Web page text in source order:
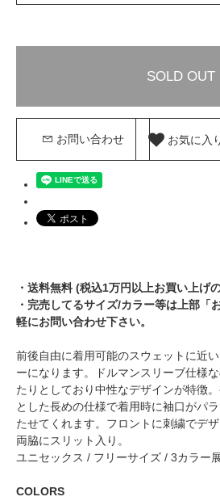
SOLD OUT
お問い合わせ お気に入
・送料無料 (税込1万円以上お買い上げ
・完売してるサイズ/カラー等は上部「
軽にお問い合わせ下さい。
前後自由に着用可能のスウェットに近
ーになります。ドルマンスリーブ仕様
たりとしており中性なデザインが特徴
とした長めの仕様で着用時に袖口がパ
たせてくれます。フロントに刺繍でデ
両脇にスリット入り。
ユニセックス / フリーサイズ / 3カラー展
COLORS